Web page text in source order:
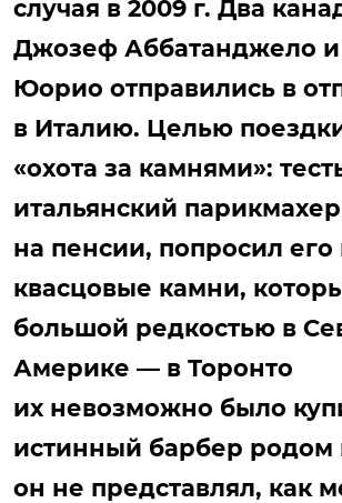
случая в 2009 г. Два
Джозеф Аббатанджело
Юорио отправились в
в Италию. Целью
«охота за камнями»:
итальянский парикмахер
на пенсии, попросил его
квасцовые камни,
большой редкостью в
Америке — в Торонто
их невозможно было
истинный барбер родом
он не представлял, как